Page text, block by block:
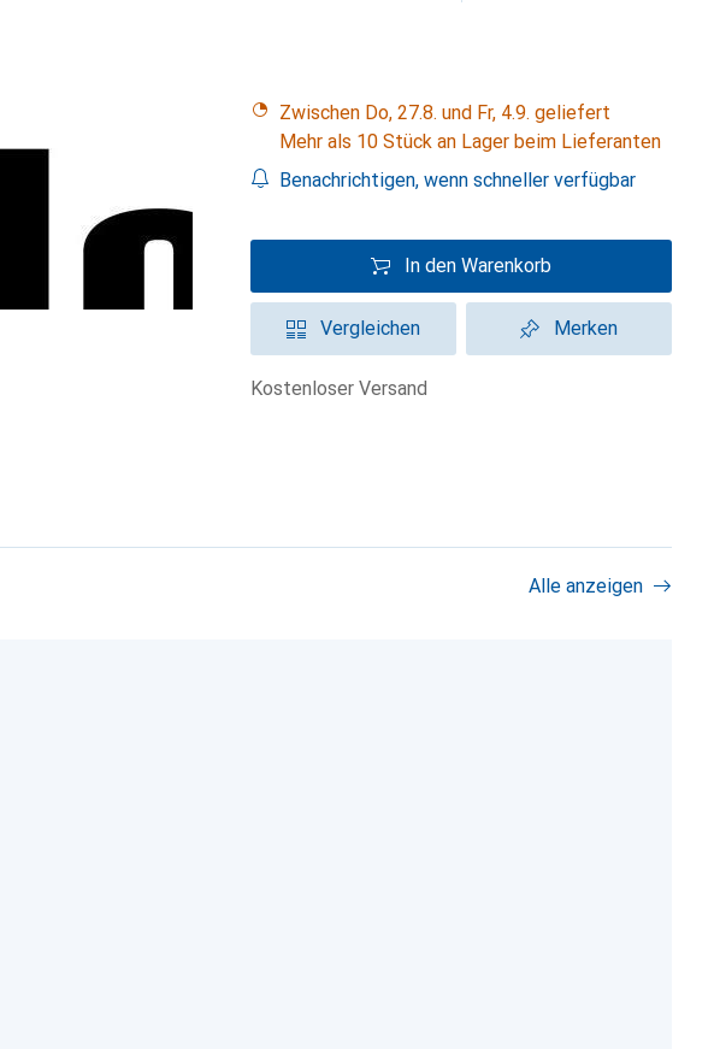
Zwischen Do, 27.8. und Fr, 4.9. geliefert
Mehr als 10 Stück an Lager beim Lieferanten
Benachrichtigen, wenn schneller verfügbar
In den Warenkorb
Vergleichen Merken
kostenloser Versand
Alle anzeigen